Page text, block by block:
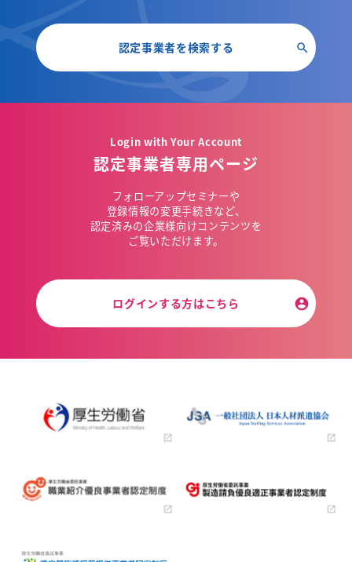
認定事業者を検索する
Login with Your Account
認定事業者専用ページ
フォローアップセミナーや
登録情報の変更手続きなど、
認定済みの企業様向けコンテンツを
ご覧いただけます。
ログインする方はこちら